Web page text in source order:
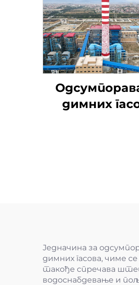
димних
Једначина за
димних гасова, чиме
такође спречава
водоснабдевање и